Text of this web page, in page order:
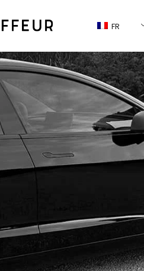
FR